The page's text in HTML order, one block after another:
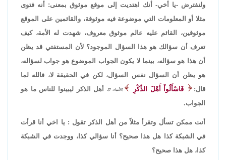
ولنفترض -يا أخي- أنك اهتديت إلى موقع موثوق بمعنى: أنه فتوى
مثلا أو المعلومات التي موضوعة فيه موثوقة، والقائمين على الموقع
موثوقين، القائم عليه عالم موثوق معروف، شهدت له الأمة، كيف
تعرف أن سؤالك هو هذا السؤال الموجود؟ لأن المستفتي قد يظن
أن هذا هو سؤاله، بينما لا يكون الجواب الموضوع هو جواب لسؤاله،
هو يظن أن السؤال نفس السؤال، لكن في الحقيقة لا، فالله لما
قال:
فَاسْأَلُواْ أَهْلَ الذِّكْرِ [الأنبياء: 7]،
أهل الذكر ليبينوا للناس ما هو
الجواب.
أنت ممكن تسأل وتقرأ مثلاً من أهل الذكر تقول : يا اخي أنا قرأت
في الشبكة كذا هل هذا صحيح؟ أنا سؤالي كذا، ووجدت في الشبكة
كذا، هل هذا صحيح؟